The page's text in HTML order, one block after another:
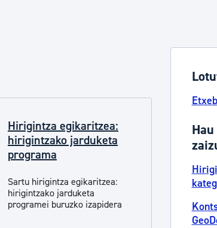
Berdintasuna, Giza Eskubideak eta bizikidetza
Kultura
Hirigintza egikaritzea:
hirigintzako jarduketa
programa
Sartu hirigintza egikaritzea:
hirigintzako jarduketa
programei buruzko izapidera